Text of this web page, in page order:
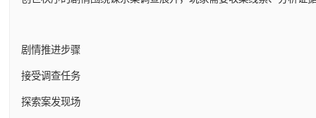
剧情推进步骤
接受调查任务
探索案发现场